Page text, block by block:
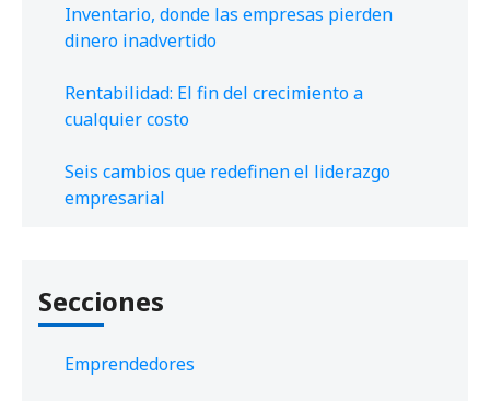
Inventario, donde las empresas pierden
dinero inadvertido
Rentabilidad: El fin del crecimiento a
cualquier costo
Seis cambios que redefinen el liderazgo
empresarial
Secciones
Emprendedores